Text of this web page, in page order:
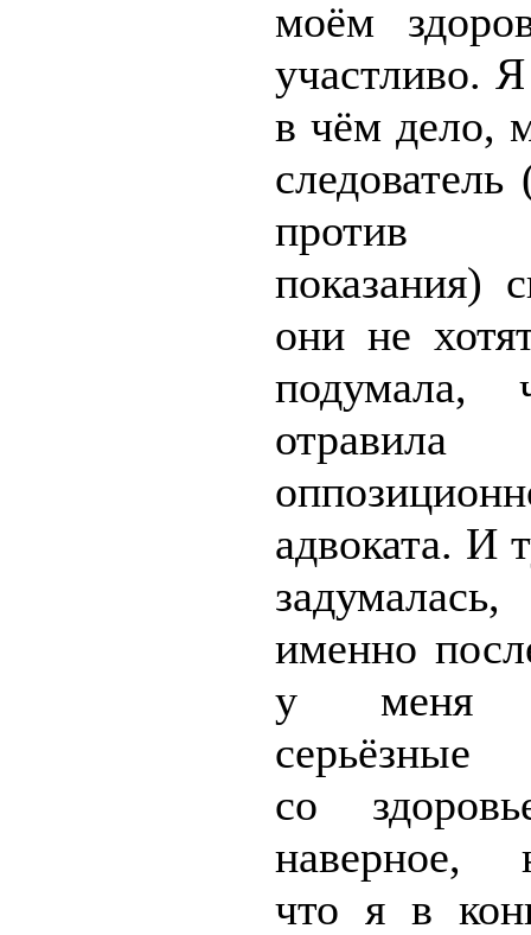
моём
участливо.
в чём дело,
следователь
показания)
они не
отравила
адвоката. И
именно
у меня
серьёзные
со
наверное,
что я в